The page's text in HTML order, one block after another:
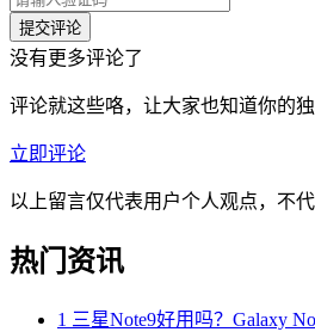
没有更多评论了
评论就这些咯，让大家也知道你的
立即评论
以上留言仅代表用户个人观点，不
热门资讯
1 三星Note9好用吗？Galaxy